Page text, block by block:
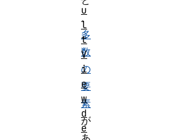
、
多
数
の
要
素
が
u
l
t
V
i
e
w
d
e